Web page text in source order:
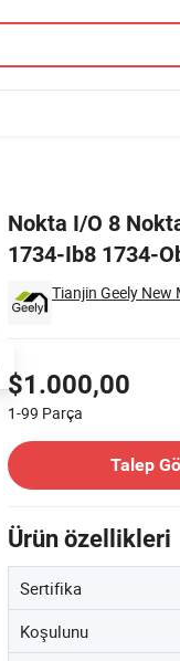
Nokta I/O 8
1734-Ib8 1734-
Tianjin Geely New
$1.000,00
1-99 Parça
Talep
Ürün özellikleri
Sertifika
Koşulunu